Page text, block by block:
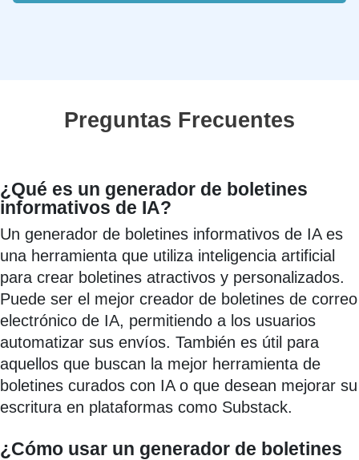
Preguntas Frecuentes
¿Qué es un generador de boletines
informativos de IA?
Un generador de boletines informativos de IA es
una herramienta que utiliza inteligencia artificial
para crear boletines atractivos y personalizados.
Puede ser el mejor creador de boletines de correo
electrónico de IA, permitiendo a los usuarios
automatizar sus envíos. También es útil para
aquellos que buscan la mejor herramienta de
boletines curados con IA o que desean mejorar su
escritura en plataformas como Substack.
¿Cómo usar un generador de boletines